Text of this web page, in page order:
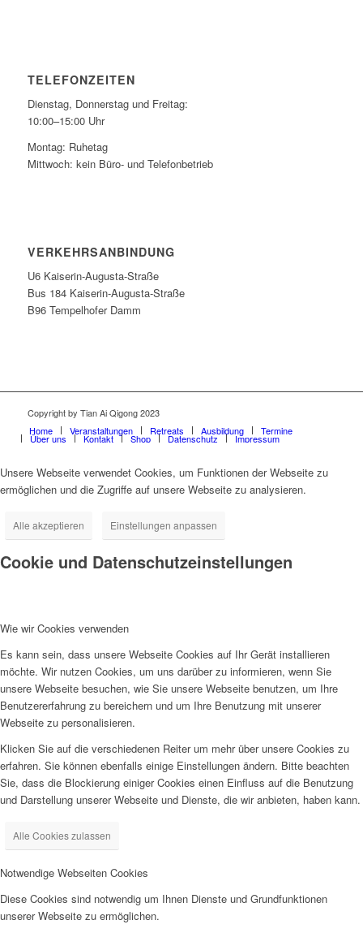
TELEFONZEITEN
Dienstag, Donnerstag und Freitag:
10:00–15:00 Uhr
Montag: Ruhetag
Mittwoch: kein Büro- und Telefonbetrieb
VERKEHRSANBINDUNG
U6 Kaiserin-Augusta-Straße
Bus 184 Kaiserin-Augusta-Straße
B96 Tempelhofer Damm
Copyright by Tian Ai Qigong 2023
Home
Veranstaltungen Retreats Ausbildung Termine
Über uns Kontakt Shop Datenschutz Impressum
Unsere Webseite verwendet Cookies, um Funktionen der Webseite zu
ermöglichen und die Zugriffe auf unsere Webseite zu analysieren.
Alle akzeptieren Einstellungen anpassen
Cookie und Datenschutzeinstellungen
Wie wir Cookies verwenden
Es kann sein, dass unsere Webseite Cookies auf Ihr Gerät installieren
möchte. Wir nutzen Cookies, um uns darüber zu informieren, wenn Sie
unsere Webseite besuchen, wie Sie unsere Webseite benutzen, um Ihre
Benutzererfahrung zu bereichern und um Ihre Benutzung mit unserer
Webseite zu personalisieren.
Klicken Sie auf die verschiedenen Reiter um mehr über unsere Cookies zu
erfahren. Sie können ebenfalls einige Einstellungen ändern. Bitte beachten
Sie, dass die Blockierung einiger Cookies einen Einfluss auf die Benutzung
und Darstellung unserer Webseite und Dienste, die wir anbieten, haben kann.
Alle Cookies zulassen
Notwendige Webseiten Cookies
Diese Cookies sind notwendig um Ihnen Dienste und Grundfunktionen
unserer Webseite zu ermöglichen.